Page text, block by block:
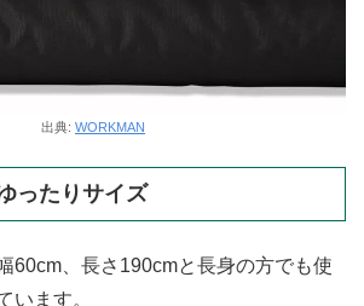
出典: WORKMAN
ったりサイズ
60cm、長さ190cmと長身の方でも使
います。